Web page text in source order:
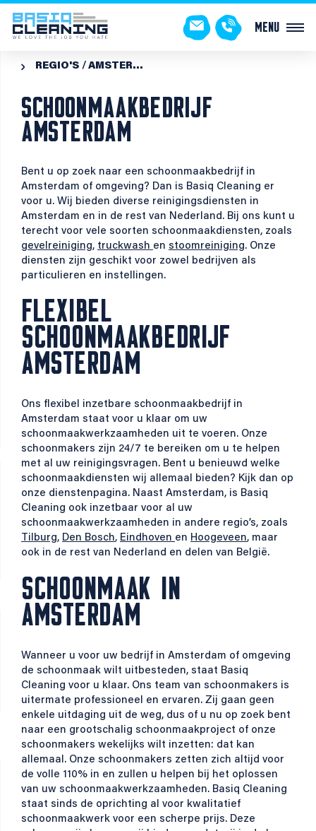
Menu
 REGIO'S AMSTERDAM
SCHOONMAAKBEDRIJF
AMSTERDAM
Bent u op zoek naar een schoonmaakbedrijf in
Amsterdam of omgeving? Dan is Basiq Cleaning er
voor u. Wij bieden diverse reinigingsdiensten in
Amsterdam en in de rest van Nederland. Bij ons kunt u
terecht voor vele soorten schoonmaakdiensten, zoals
gevelreiniging, truckwash en stoomreiniging. Onze
diensten zijn geschikt voor zowel bedrijven als
particulieren en instellingen.
FLEXIBEL
SCHOONMAAKBEDRIJF
AMSTERDAM
Ons flexibel inzetbare schoonmaakbedrijf in
Amsterdam staat voor u klaar om uw
schoonmaakwerkzaamheden uit te voeren. Onze
schoonmakers zijn 24/7 te bereiken om u te helpen
met al uw reinigingsvragen. Bent u benieuwd welke
schoonmaakdiensten wij allemaal bieden? Kijk dan op
onze dienstenpagina. Naast Amsterdam, is Basiq
Cleaning ook inzetbaar voor al uw
schoonmaakwerkzaamheden in andere regio’s, zoals
Tilburg, Den Bosch, Eindhoven en Hoogeveen, maar
ook in de rest van Nederland en delen van België.
SCHOONMAAK IN
AMSTERDAM
Wanneer u voor uw bedrijf in Amsterdam of omgeving
de schoonmaak wilt uitbesteden, staat Basiq
Cleaning voor u klaar. Ons team van schoonmakers is
uitermate professioneel en ervaren. Zij gaan geen
enkele uitdaging uit de weg, dus of u nu op zoek bent
naar een grootschalig schoonmaakproject of onze
schoonmakers wekelijks wilt inzetten: dat kan
allemaal. Onze schoonmakers zetten zich altijd voor
de volle 110% in en zullen u helpen bij het oplossen
van uw schoonmaakwerkzaamheden. Basiq Cleaning
staat sinds de oprichting al voor kwalitatief
schoonmaakwerk voor een scherpe prijs. Deze